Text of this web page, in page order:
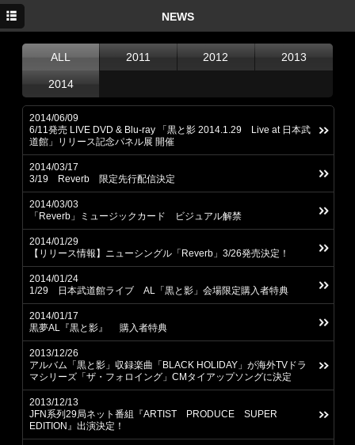
NEWS
ALL 2011 2012 2013
2014
2014/06/09
6/11発売 LIVE DVD & Blu-ray 「黒と影 2014.1.29 Live at 日本武
道館」リリース記念パネル展 開催
2014/03/17
3/19 Reverb 限定先行配信決定
2014/03/03
「Reverb」ミュージックカード ビジュアル解禁
2014/01/29
【リリース情報】ニューシングル「Reverb」3/26発売決定！
2014/01/24
1/29 日本武道館ライブ AL「黒と影」会場限定購入者特典
2014/01/17
黒夢AL『黒と影』 購入者特典
2013/12/26
アルバム「黒と影」収録楽曲「BLACK HOLIDAY」が海外TVドラ
マシリーズ「ザ・フォロイング」CMタイアップソングに決定
2013/12/13
JFN系列29局ネット番組『ARTIST PRODUCE SUPER
EDITION』出演決定！
NEWS
LIVE
DISC
twitter